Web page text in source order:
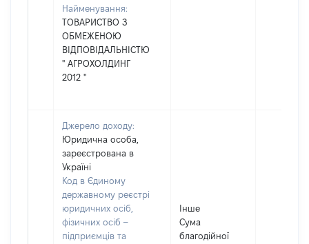
Найменування:
ТОВАРИСТВО З
ОБМЕЖЕНОЮ
ВІДПОВІДАЛЬНІСТЮ
'' АГРОХОЛДИНГ
2012 ''
Джерело доходу:
Юридична особа,
зареєстрована в
Україні
Код в Єдиному
державному реєстрі
юридичних осіб,
фізичних осіб –
підприємців та
Інше
Сума
благодійної